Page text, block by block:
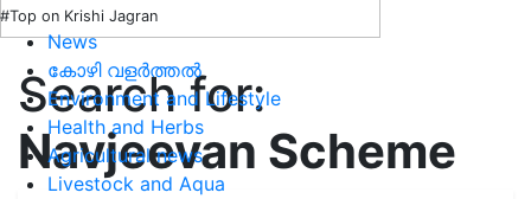
#Top on Krishi Jagran
News
കോഴി വളർത്തൽ
Environment and Lifestyle
Health and Herbs
Agricultural news
Livestock and Aqua
Search for:
Navjeevan Scheme